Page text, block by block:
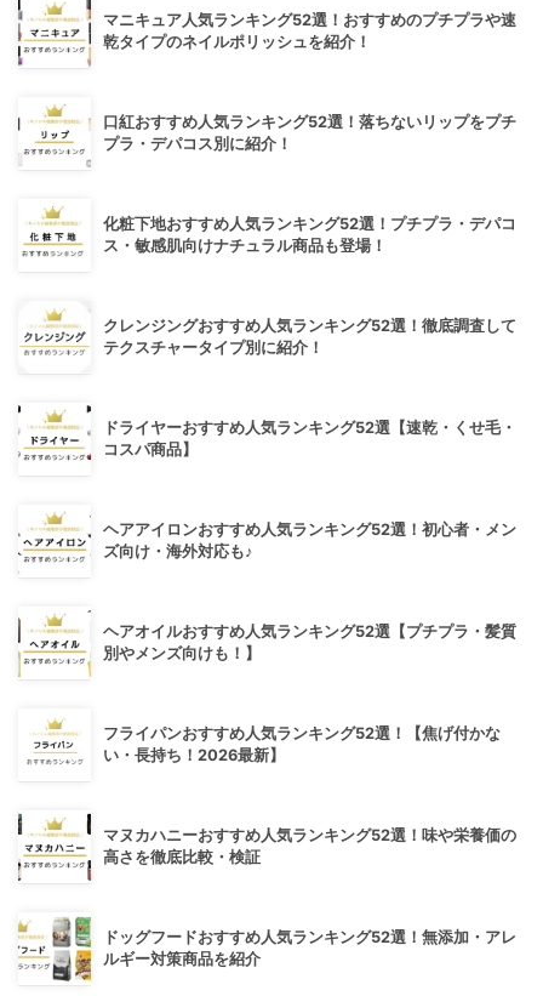
マニキュア人気ランキング52選！おすすめのプチプラや速
乾タイプのネイルポリッシュを紹介！
口紅おすすめ人気ランキング52選！落ちないリップをプチ
プラ・デパコス別に紹介！
化粧下地おすすめ人気ランキング52選！プチプラ・デパコ
ス・敏感肌向けナチュラル商品も登場！
クレンジングおすすめ人気ランキング52選！徹底調査して
テクスチャータイプ別に紹介！
ドライヤーおすすめ人気ランキング52選【速乾・くせ毛・
コスパ商品】
ヘアアイロンおすすめ人気ランキング52選！初心者・メン
ズ向け・海外対応も♪
ヘアオイルおすすめ人気ランキング52選【プチプラ・髪質
別やメンズ向けも！】
フライパンおすすめ人気ランキング52選！【焦げ付かな
い・長持ち！2026最新】
マヌカハニーおすすめ人気ランキング52選！味や栄養価の
高さを徹底比較・検証
ドッグフードおすすめ人気ランキング52選！無添加・アレ
ルギー対策商品を紹介